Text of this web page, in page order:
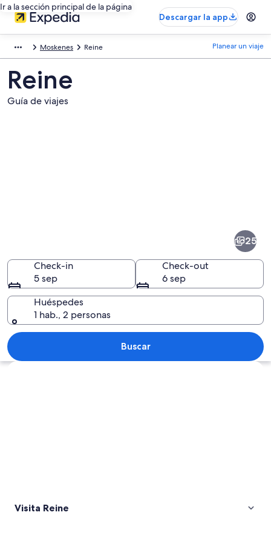
Ir a la sección principal de la página
Descargar la app
Moskenes Reine Planear un viaje
Reine
Guía de viajes
Escena nocturna con auroras
25
Check-in
5 sep
Check-out
6 sep
Huéspedes
1 hab., 2 personas
Buscar
Explorar mapa
Visita Reine